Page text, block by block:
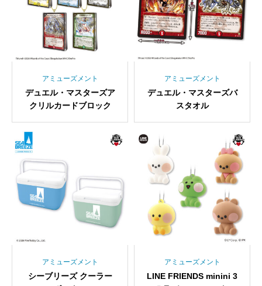
アミューズメント
デュエル・マスターズア
クリルカードブロック
アミューズメント
デュエル・マスターズバ
スタオル
アミューズメント
シーブリーズ クーラー
アミューズメント
LINE FRIENDS minini 3